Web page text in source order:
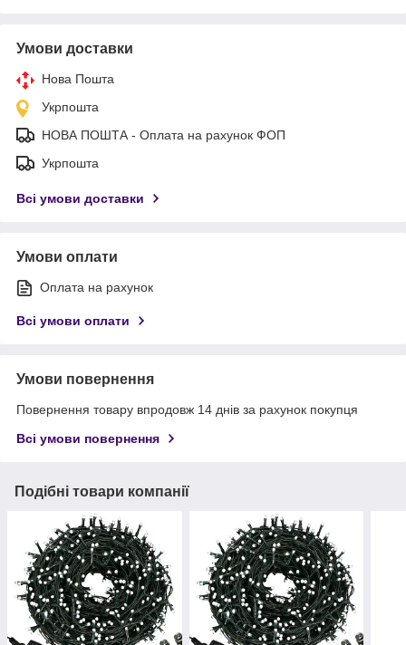
Умови доставки
Нова Пошта
Укрпошта
НОВА ПОШТА - Оплата на рахунок ФОП
Укрпошта
Всі умови доставки
Умови оплати
Оплата на рахунок
Всі умови оплати
Умови повернення
Повернення товару впродовж 14 днів за рахунок покупця
Всі умови повернення
Подібні товари компанії